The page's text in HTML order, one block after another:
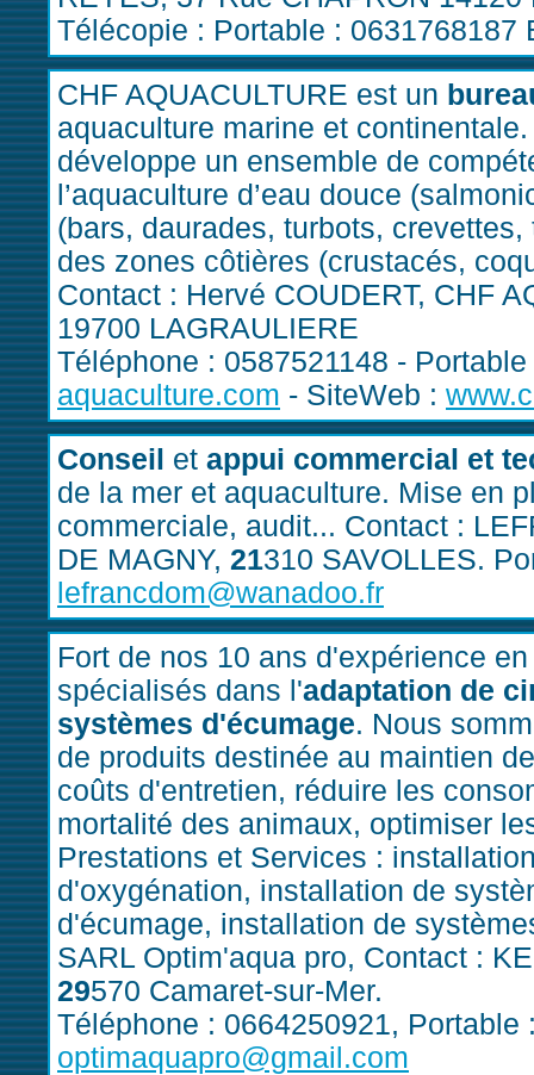
Télécopie : Portable : 0631768187
CHF AQUACULTURE est un
aquaculture marine et
développe un ensemble de
l’aquaculture d’eau douce
(bars, daurades, turbots,
des zones côtières (crustacés,
Contact : Hervé COUDERT, CHF
19700 LAGRAULIERE
Téléphone : 0587521148 -
aquaculture.com - SiteWeb :
Conseil et appui commercial et
de la mer et aquaculture. Mise en
commerciale, audit... Contact :
DE MAGNY, 21310 SAVOLLES.
lefrancdom@wanadoo.fr
Fort de nos 10 ans d'expérience
spécialisés dans l'adaptation de
systèmes d'écumage. Nous
de produits destinée au maintien
coûts d'entretien, réduire les
mortalité des animaux, optimiser
Prestations et Services :
d'oxygénation, installation de
d'écumage, installation de
SARL Optim'aqua pro, Contact :
29570 Camaret-sur-Mer.
Téléphone : 0664250921, Portable
optimaquapro@gmail.com